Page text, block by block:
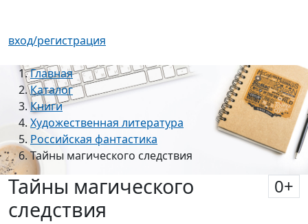
вход/регистрация
Главная
Каталог
Книги
Художественная литература
Российская фантастика
Тайны магического следствия
Тайны магического
следствия
0+